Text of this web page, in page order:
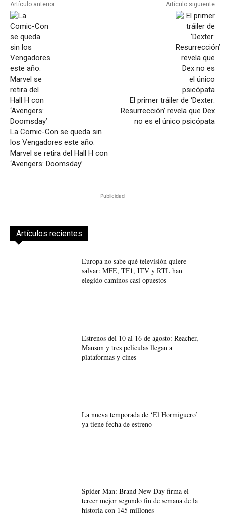
Artículo anterior
La Comic-Con se queda sin
los Vengadores este año:
Marvel se retira del Hall H con
‘Avengers: Doomsday’
Artículo siguiente
El primer tráiler de ‘Dexter:
Resurrección’ revela que Dex
no es el único psicópata
Publicidad
Artículos recientes
Europa no sabe qué televisión quiere
salvar: MFE, TF1, ITV y RTL han
elegido caminos casi opuestos
Estrenos del 10 al 16 de agosto: Reacher,
Manson y tres películas llegan a
plataformas y cines
La nueva temporada de ‘El Hormiguero’
ya tiene fecha de estreno
Spider-Man: Brand New Day firma el
tercer mejor segundo fin de semana de la
historia con 145 millones